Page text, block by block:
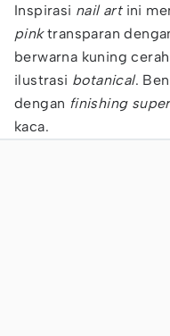
Inspirasi nail artini
pinktransparan
berwarna kuning
ilustrasi botanical.
dengan finishing
kaca.